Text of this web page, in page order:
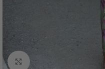
Clic para ampliar